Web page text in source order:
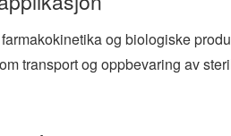
og biologiske
transport og oppbevaring av